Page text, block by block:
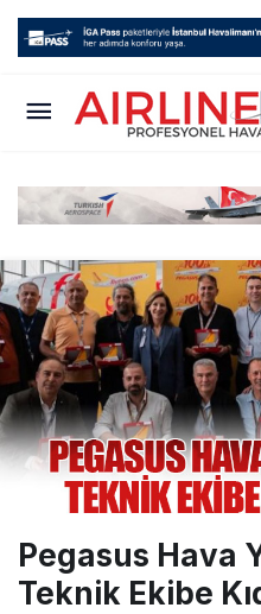
Pegasus Hava
Teknik Ekibe